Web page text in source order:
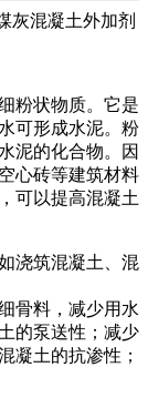
灰混凝土外加剂
粉状物质。它是
可形成水泥。粉
泥的化合物。因
心砖等建筑材料
可以提高混凝土
浇筑混凝土、混
骨料，减少用水
的泵送性；减少
凝土的抗渗性；